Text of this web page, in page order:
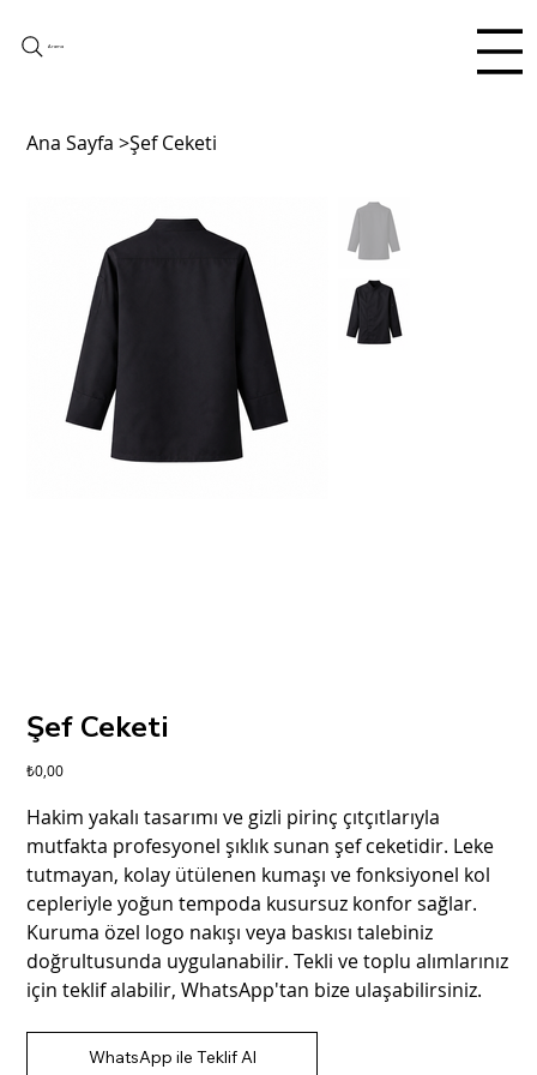
Arama
Ana Sayfa >Şef Ceketi
Şef Ceketi
Fiyat
₺0,00
Hakim yakalı tasarımı ve gizli pirinç çıtçıtlarıyla
mutfakta profesyonel şıklık sunan şef ceketidir. Leke
tutmayan, kolay ütülenen kumaşı ve fonksiyonel kol
cepleriyle yoğun tempoda kusursuz konfor sağlar.
Kuruma özel logo nakışı veya baskısı talebiniz
doğrultusunda uygulanabilir. Tekli ve toplu alımlarınız
için teklif alabilir, WhatsApp'tan bize ulaşabilirsiniz.
WhatsApp ile Teklif Al